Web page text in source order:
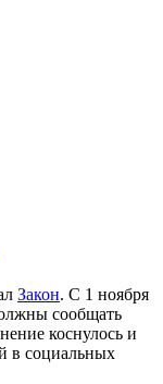
Закон. С 1 ноября
сообщать
коснулось и
в социальных